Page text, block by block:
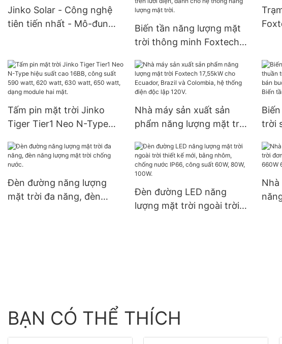
lập.
Jinko Solar - Công nghệ
tiên tiến nhất - Mô-đun
Neo
Biến tần năng lượng mặt
trời thông minh Foxtech
sóng sin thuần túy, hoạt
động độc lập trên lưới
điện, dành cho hệ thống
năng lượng mặt trời.
Tấm pin mặt trời Jinko
Tiger Tier1 Neo N-Type
suất 590 watt, 620 watt,
630 watt, 650 watt, dạng
module hai mặt.
Nhà máy sản xuất sản
phẩm năng lượng mặt trời
Ecuador, Brazil và
Colombia, hệ thống điện
độc lập 120V.
trời
Giá
48V
lập
Đèn đường năng lượng
mặt trời đa năng, đèn
Đèn đường LED năng
lượng mặt trời ngoài trời
Nhà
BẠN CÓ THỂ THÍCH